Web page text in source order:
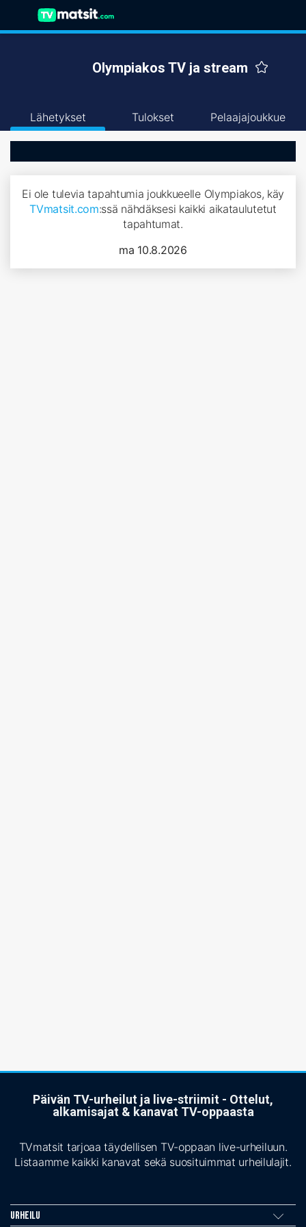
Olympiakos TV ja stream
Lähetykset Tulokset Pelaajajoukkue
Ei ole tulevia tapahtumia joukkueelle Olympiakos, käy
TVmatsit.com:ssä nähdäksesi kaikki aikataulutetut
tapahtumat.
ma 10.8.2026
Päivän TV-urheilut ja live-striimit - Ottelut,
alkamisajat & kanavat TV-oppaasta
TVmatsit tarjoaa täydellisen TV-oppaan live-urheiluun.
Listaamme kaikki kanavat sekä suosituimmat urheilulajit.
Urheilu